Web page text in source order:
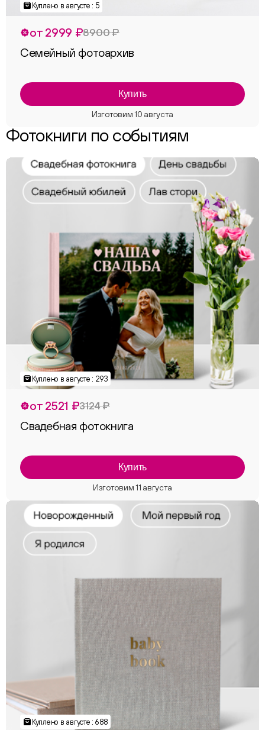
Куплено в августе : 5
от 2999 ₽8900 ₽
Семейный фотоархив
Купить
Фотокниги по событиям
Куплено в августе : 293
от 2521 ₽3124 ₽
Свадебная фотокнига
Купить
Куплено в августе : 688